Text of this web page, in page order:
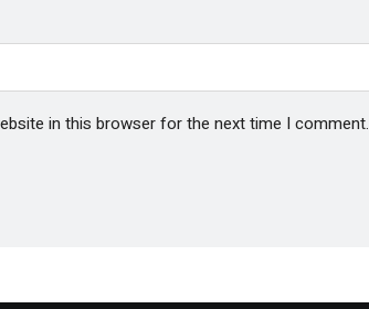
in this browser for the next time I comment.